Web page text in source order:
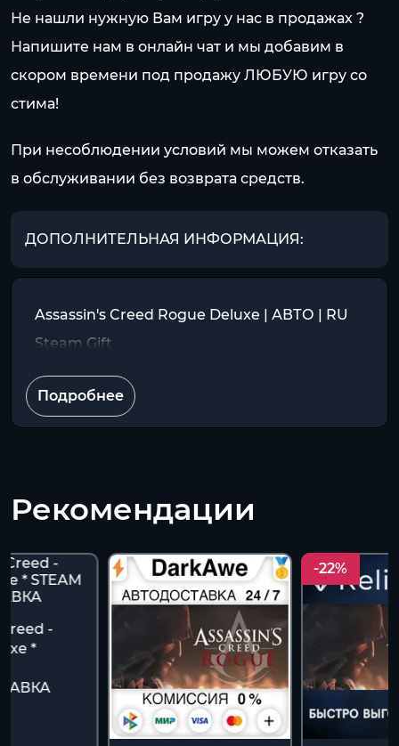
Не нашли нужную Вам игру у нас в продажах ?
Напишите нам в онлайн чат и мы добавим в
скором времени под продажу ЛЮБУЮ игру со
стима!
При несоблюдении условий мы можем отказать
в обслуживании без возврата средств.
ДОПОЛНИТЕЛЬНАЯ ИНФОРМАЦИЯ:
Assassin's Creed Rogue Deluxe | АВТО | RU
Steam Gift
Подробнее
Рекомендации
-
*
-22%